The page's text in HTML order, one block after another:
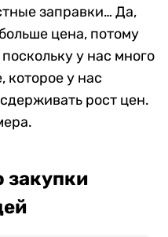
заправки… Да,
цена, потому
у нас много
которое у нас
рост цен.
закупки